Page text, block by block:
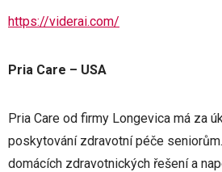
https://viderai.com/
Pria Care – USA
Pria Care od firmy Longevica má za
poskytování zdravotní péče
domácích zdravotnických řešení a